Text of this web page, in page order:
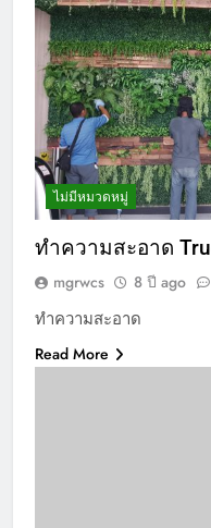
ไม่มีหมวดหมู่
ทำความสะอาด
mgrwcs 8 ปี ago
ทำความสะอาด
Read More